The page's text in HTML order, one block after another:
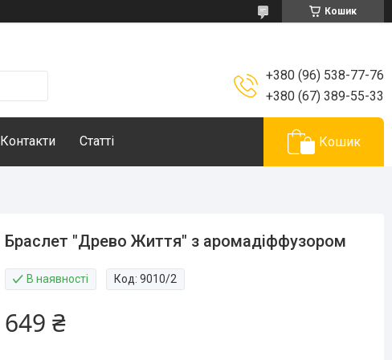
Кошик
+380 (96) 538-77-76
+380 (67) 389-55-33
Контакти Статті Кошик
Браслет "Древо Життя" з аромадіффузором
В наявності Код:9010/2
649 ₴